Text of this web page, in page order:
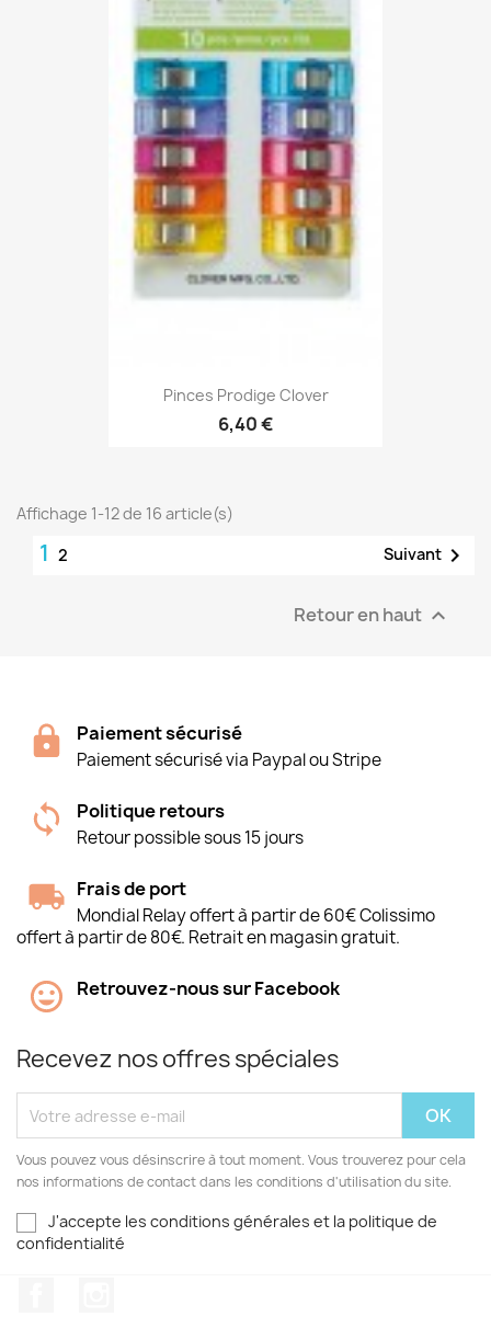
Pinces Prodige Clover
6,40 €
Affichage 1-12 de 16 article(s)
1 2 Suivant 
Retour en haut 
Paiement sécurisé
Paiement sécurisé via Paypal ou Stripe
Politique retours
Retour possible sous 15 jours
Frais de port
Mondial Relay offert à partir de 60€ Colissimo
offert à partir de 80€. Retrait en magasin gratuit.
Retrouvez-nous sur Facebook
Recevez nos offres spéciales
Vous pouvez vous désinscrire à tout moment. Vous trouverez pour cela
nos informations de contact dans les conditions d'utilisation du site.
J'accepte les conditions générales et la politique de
confidentialité